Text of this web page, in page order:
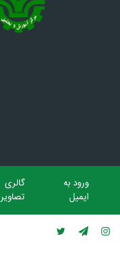
ورود به
ایمیل
گالری
تصاویر